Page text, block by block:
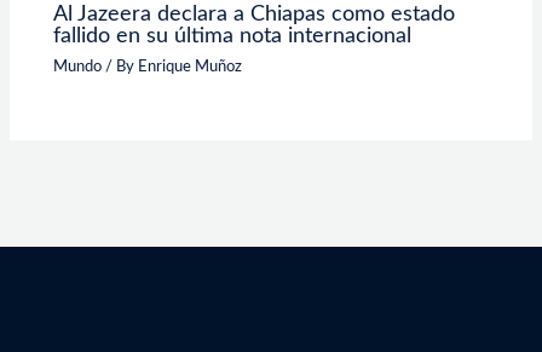
Al Jazeera declara a Chiapas como estado
fallido en su última nota internacional
Mundo / By Enrique Muñoz